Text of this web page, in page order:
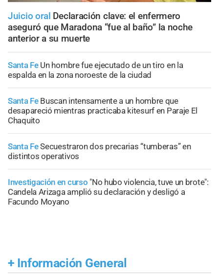
Juicio oral Declaración clave: el enfermero
aseguró que Maradona “fue al baño” la noche
anterior a su muerte
Santa Fe Un hombre fue ejecutado de un tiro en la
espalda en la zona noroeste de la ciudad
Santa Fe Buscan intensamente a un hombre que
desapareció mientras practicaba kitesurf en Paraje El
Chaquito
Santa FeSecuestraron dos precarias “tumberas” en
distintos operativos
Investigación en curso "No hubo violencia, tuve un brote":
Candela Arizaga amplió su declaración y desligó a
Facundo Moyano
+ Información General